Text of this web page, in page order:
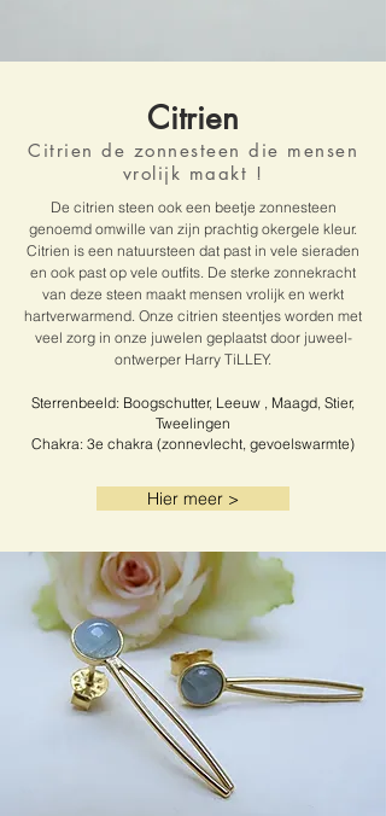
Citrien
Citrien de zonnesteen die mensen
vrolijk maakt !
De citrien steen ook een beetje zonnesteen
genoemd omwille van zijn prachtig okergele kleur.
Citrien is een natuursteen dat past in vele sieraden
en ook past op vele outfits. De sterke zonnekracht
van deze steen maakt mensen vrolijk en werkt
hartverwarmend. Onze citrien steentjes worden met
veel zorg in onze juwelen geplaatst door juweel-
ontwerper Harry TiLLEY.
Sterrenbeeld: Boogschutter, Leeuw , Maagd, Stier,
Tweelingen
Chakra: 3e chakra (zonnevlecht, gevoelswarmte)
Hier meer >